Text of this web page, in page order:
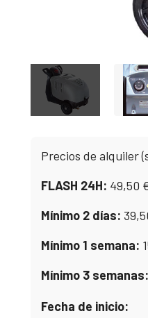
Precios de alquiler
FLASH 24H: 49,50
Mínimo 2 días:
Mínimo 1 semana:
Mínimo 3 semanas:
Fecha de inicio: